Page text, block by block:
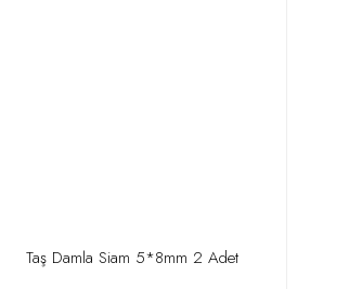
Taş Damla Siam 5*8mm 2 Adet